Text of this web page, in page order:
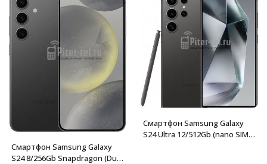
Смартфон Samsung Galaxy
S24 8/256Gb Snapdragon (Dual
Смартфон Samsung Galaxy
S24 Ultra 12/512Gb (nano SIM +